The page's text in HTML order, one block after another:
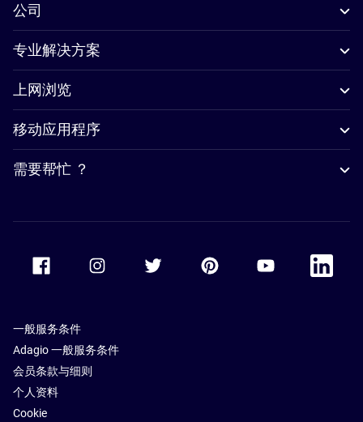
公司
专业解决方案
上网浏览
移动应用程序
需要帮忙 ？
Accor Facebook Accor TwitterAccor PinterestAccor Youtube
Accor
一般服务条件
Adagio 一般服务条件
会员条款与细则
个人资料
Cookie